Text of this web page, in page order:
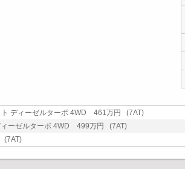
ト ディーゼルターボ 4WD 461万円 (7AT)
ィーゼルターボ 4WD 499万円 (7AT)
(7AT)